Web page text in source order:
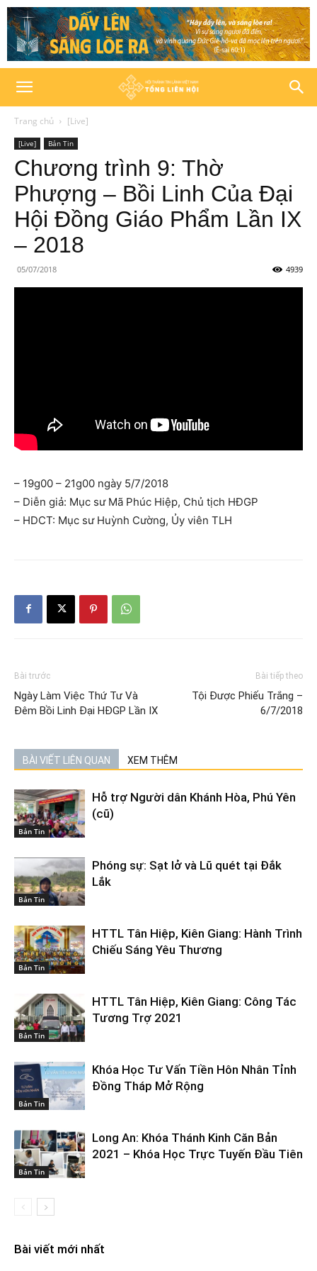
Trang chủ [Live]
[Live] Bản Tin
Chương trình 9: Thờ
Phượng – Bồi Linh Của Đại
Hội Đồng Giáo Phẩm Lần IX
– 2018
05/07/2018 4939
– 19g00 – 21g00 ngày 5/7/2018
– Diễn giả: Mục sư Mã Phúc Hiệp, Chủ tịch HĐGP
– HDCT: Mục sư Huỳnh Cường, Ủy viên TLH
Bài trước
Ngày Làm Việc Thứ Tư Và
Đêm Bồi Linh Đại HĐGP Lần IX
Bài tiếp theo
Tội Được Phiếu Trắng –
6/7/2018
BÀI VIẾT LIÊN QUAN XEM THÊM
Bản Tin
Hỗ trợ Người dân Khánh Hòa, Phú Yên
(cũ)
Bản Tin
Phóng sự: Sạt lở và Lũ quét tại Đắk
Lắk
Bản Tin
HTTL Tân Hiệp, Kiên Giang: Hành Trình
Chiếu Sáng Yêu Thương
Bản Tin
HTTL Tân Hiệp, Kiên Giang: Công Tác
Tương Trợ 2021
Bản Tin
Khóa Học Tư Vấn Tiền Hôn Nhân Tỉnh
Đồng Tháp Mở Rộng
Bản Tin
Long An: Khóa Thánh Kinh Căn Bản
2021 – Khóa Học Trực Tuyến Đầu Tiên
Bài viết mới nhất